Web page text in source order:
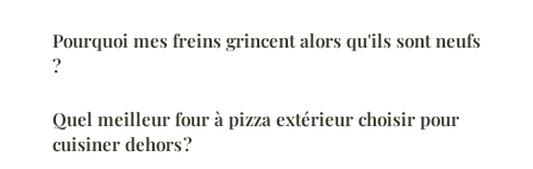
Pourquoi mes freins grincent alors qu'ils sont neufs
?
Quel meilleur four à pizza extérieur choisir pour
cuisiner dehors ?